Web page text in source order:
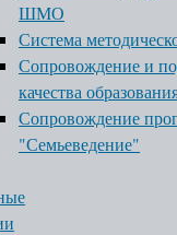
ШМО
Система
Сопровождение и
качества
Сопровождение
"Семьеведение"